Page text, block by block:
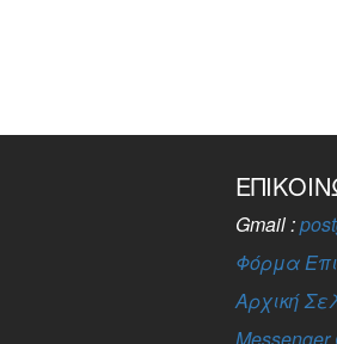
Gmail :
Φόρμα
Αρχική
Messenger